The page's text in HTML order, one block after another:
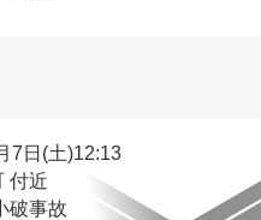
7日(土)12:13
付近
破事故